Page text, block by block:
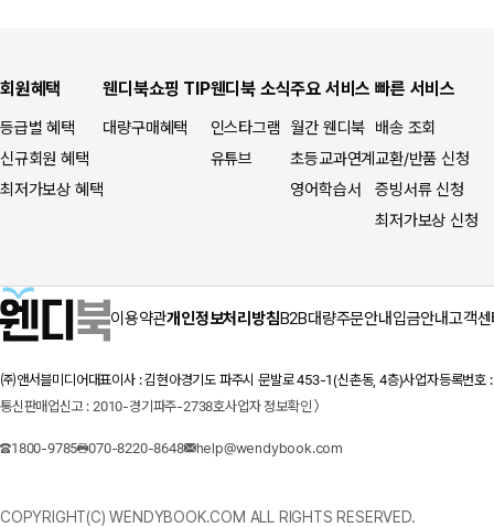
회원혜택
등급별 혜택
신규회원 혜택
최저가보상 혜택
웬디북쇼핑 TIP
대량구매혜택
웬디북 소식
인스타그램
유튜브
주요 서비스
월간 웬디북
초등교과연계
영어학습서
빠른 서비스
배송 조회
교환/반품 신청
증빙서류 신청
최저가보상 신청
이용약관개인정보처리방침B2B대량주문안내입금안내고객
㈜앤서블미디어대표이사 : 김현아경기도 파주시 문발로 453-1(신촌동, 4층)사업자등록번
통신판매업신고 : 2010-경기파주-2738호사업자 정보확인 〉
1800-9785 070-8220-8648 help@wendybook.com
COPYRIGHT(C) WENDYBOOK.COM ALL RIGHTS RESERVED.